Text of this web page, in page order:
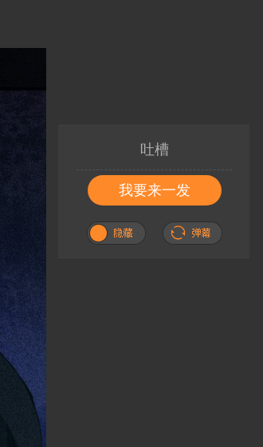
吐槽
我要来一发